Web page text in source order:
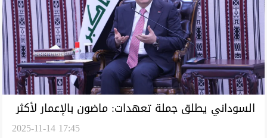
السوداني يطلق جملة تعهدات: ماضون بالإعمار لأكثر
2025-11-14 17:45